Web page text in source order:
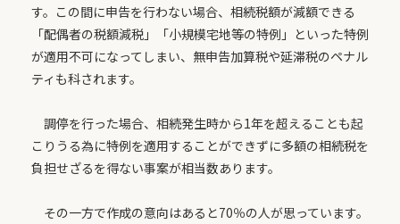
す。この間に申告を行わない場合、相続税額が減額できる
「配偶者の税額減税」「小規模宅地等の特例」といった特例
が適用不可になってしまい、無申告加算税や延滞税のペナル
ティも科されます。
調停を行った場合、相続発生時から1年を超えることも起
こりうる為に特例を適用することができずに多額の相続税を
負担せざるを得ない事案が相当数あります。
その一方で作成の意向はあると70％の人が思っています。